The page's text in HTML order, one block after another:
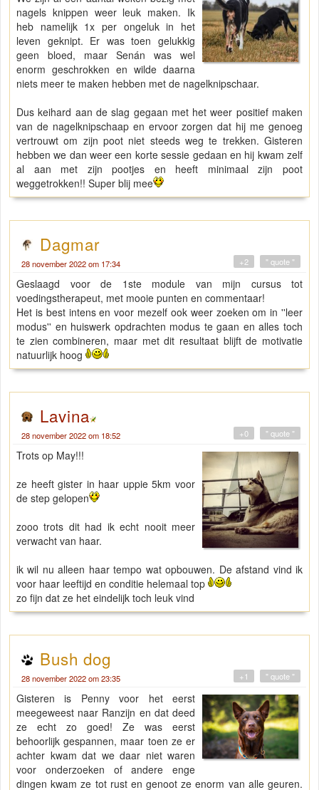
nagels knippen weer leuk maken. Ik
heb namelijk 1x per ongeluk in het
leven geknipt. Er was toen gelukkig
geen bloed, maar Senán was wel
enorm geschrokken en wilde daarna
niets meer te maken hebben met de nagelknipschaar.
Dus keihard aan de slag gegaan met het weer positief maken
van de nagelknipschaap en ervoor zorgen dat hij me genoeg
vertrouwt om zijn poot niet steeds weg te trekken. Gisteren
hebben we dan weer een korte sessie gedaan en hij kwam zelf
al aan met zijn pootjes en heeft minimaal zijn poot
weggetrokken!! Super blij mee
Dagmar
28 november 2022 om 17:34 " quote "
+2
Geslaagd voor de 1ste module van mijn cursus tot
voedingstherapeut, met mooie punten en commentaar!
Het is best intens en voor mezelf ook weer zoeken om in ''leer
modus'' en huiswerk opdrachten modus te gaan en alles toch
te zien combineren, maar met dit resultaat blijft de motivatie
natuurlijk hoog
Lavina
28 november 2022 om 18:52 " quote "
+0
Trots op May!!!
ze heeft gister in haar uppie 5km voor
de step gelopen
zooo trots dit had ik echt nooit meer
verwacht van haar.
ik wil nu alleen haar tempo wat opbouwen. De afstand vind ik
voor haar leeftijd en conditie helemaal top
zo fijn dat ze het eindelijk toch leuk vind
Bush dog
28 november 2022 om 23:35 " quote "
+1
Gisteren is Penny voor het eerst
meegeweest naar Ranzijn en dat deed
ze echt zo goed! Ze was eerst
behoorlijk gespannen, maar toen ze er
achter kwam dat we daar niet waren
voor onderzoeken of andere enge
dingen kwam ze tot rust en genoot ze enorm van alle geuren.